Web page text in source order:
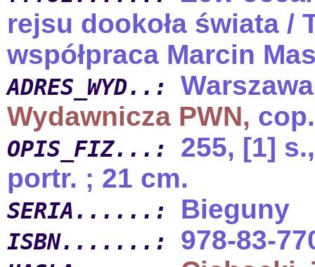
rejsu dookoła świata /
współpraca Marcin
ADRES_WYD..:
Wydawnicza PWN,
OPIS_FIZ...: 255, [1]
portr. ; 21 cm.
SERIA......: Bieguny
ISBN.......: 978-83-